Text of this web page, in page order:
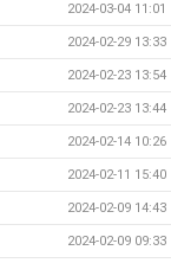
2024-03-04 11:01
2024-02-29 13:33
2024-02-23 13:54
2024-02-23 13:44
2024-02-14 10:26
2024-02-11 15:40
2024-02-09 14:43
2024-02-09 09:33